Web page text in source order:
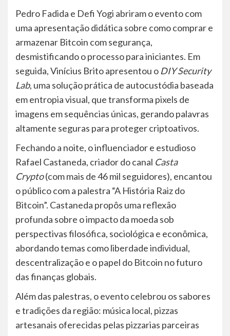
Pedro Fadida e Defi Yogi abriram o evento com
uma apresentação didática sobre como comprar e
armazenar Bitcoin com segurança,
desmistificando o processo para iniciantes. Em
seguida, Vinícius Brito apresentou o DIY Security
Lab, uma solução prática de autocustódia baseada
em entropia visual, que transforma pixels de
imagens em sequências únicas, gerando palavras
altamente seguras para proteger criptoativos.
Fechando a noite, o influenciador e estudioso
Rafael Castaneda, criador do canal Casta
Crypto(com mais de 46 mil seguidores), encantou
o público com a palestra “A História Raiz do
Bitcoin”. Castaneda propôs uma reflexão
profunda sobre o impacto da moeda sob
perspectivas filosófica, sociológica e econômica,
abordando temas como liberdade individual,
descentralização e o papel do Bitcoin no futuro
das finanças globais.
Além das palestras, o evento celebrou os sabores
e tradições da região: música local, pizzas
artesanais oferecidas pelas pizzarias parceiras